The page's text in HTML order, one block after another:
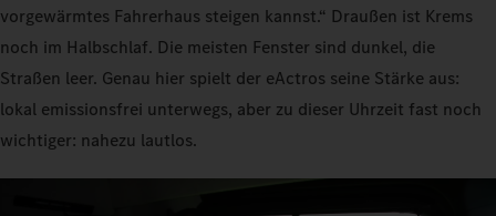
vorgewärmtes Fahrerhaus steigen kannst.“ Draußen ist Krems
noch im Halbschlaf. Die meisten Fenster sind dunkel, die
Straßen leer. Genau hier spielt der eActros seine Stärke aus:
lokal emissionsfrei unterwegs, aber zu dieser Uhrzeit fast noch
wichtiger: nahezu lautlos.